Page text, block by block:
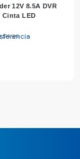
12V 8.5A DVR
Cinta LED
pago